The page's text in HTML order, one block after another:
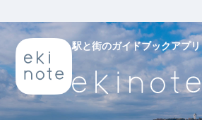
駅と街のガイドブックアプリ